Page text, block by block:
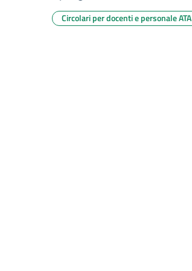
Circolari per docenti e personale ATA